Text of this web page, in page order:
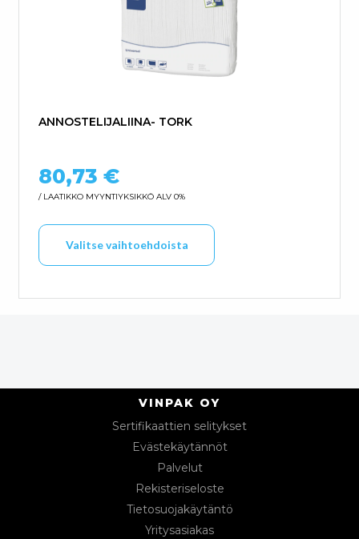
ANNOSTELIJALIINA- TORK
80,73 €
/ LAATIKKO MYYNTIYKSIKKÖ ALV 0%
Valitse vaihtoehdoista
Tällä tuotteella on
VINPAK OY
Sertifikaattien selitykset
Evästekäytännöt
Palvelut
Rekisteriseloste
Tietosuojakäytäntö
Yritysasiakas